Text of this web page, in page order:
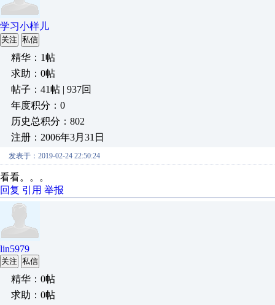
学习小样儿
关注 私信
精华：1帖
求助：0帖
帖子：41帖 | 937回
年度积分：0
历史总积分：802
注册：2006年3月31日
发表于：2019-02-24 22:50:24
看看。。。
回复 引用 举报
lin5979
关注 私信
精华：0帖
求助：0帖